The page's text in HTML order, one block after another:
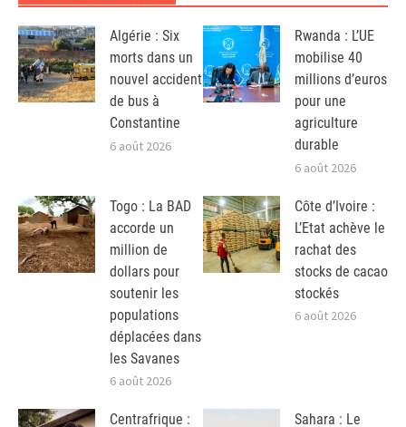
Algérie : Six
morts dans un
nouvel accident
de bus à
Constantine
6 août 2026
Rwanda : L’UE
mobilise 40
millions d’euros
pour une
agriculture
durable
6 août 2026
Togo : La BAD
accorde un
million de
dollars pour
soutenir les
populations
déplacées dans
les Savanes
6 août 2026
Côte d’Ivoire :
L’Etat achève le
rachat des
stocks de cacao
stockés
6 août 2026
Centrafrique :
Sahara : Le